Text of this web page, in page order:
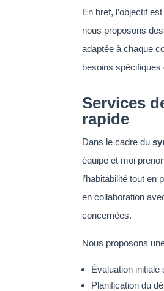
En bref, l’objectif
nous proposons
adaptée à chaque
besoins
Services
rapide
Dans le cadre du
équipe et moi
l’habitabilité tout
en collaboration
concernées.
Nous proposons
Évaluation
Planification du